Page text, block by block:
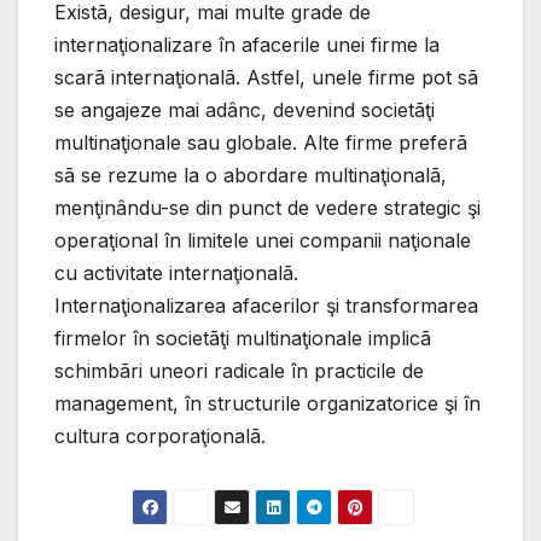
Existã, desigur, mai multe grade de
internaţionalizare în afacerile unei firme la
scarã internaţionalã. Astfel, unele firme pot sã
se angajeze mai adânc, devenind societãţi
multinaţionale sau globale. Alte firme preferã
sã se rezume la o abordare multinaţionalã,
menţinându-se din punct de vedere strategic şi
operaţional în limitele unei companii naţionale
cu activitate internaţionalã.
Internaţionalizarea afacerilor şi transformarea
firmelor în societãţi multinaţionale implicã
schimbãri uneori radicale în practicile de
management, în structurile organizatorice şi în
cultura corporaţionalã.